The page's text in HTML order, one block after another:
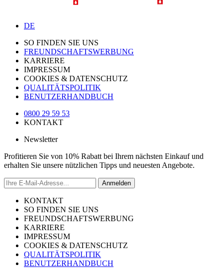
DE
SO FINDEN SIE UNS
FREUNDSCHAFTSWERBUNG
KARRIERE
IMPRESSUM
COOKIES & DATENSCHUTZ
QUALITÄTSPOLITIK
BENUTZERHANDBUCH
0800 29 59 53
KONTAKT
Newsletter
Profitieren Sie von 10% Rabatt bei Ihrem nächsten Einkauf und
erhalten Sie unsere nützlichen Tipps und neuesten Angebote.
Anmelden
KONTAKT
SO FINDEN SIE UNS
FREUNDSCHAFTSWERBUNG
KARRIERE
IMPRESSUM
COOKIES & DATENSCHUTZ
QUALITÄTSPOLITIK
BENUTZERHANDBUCH